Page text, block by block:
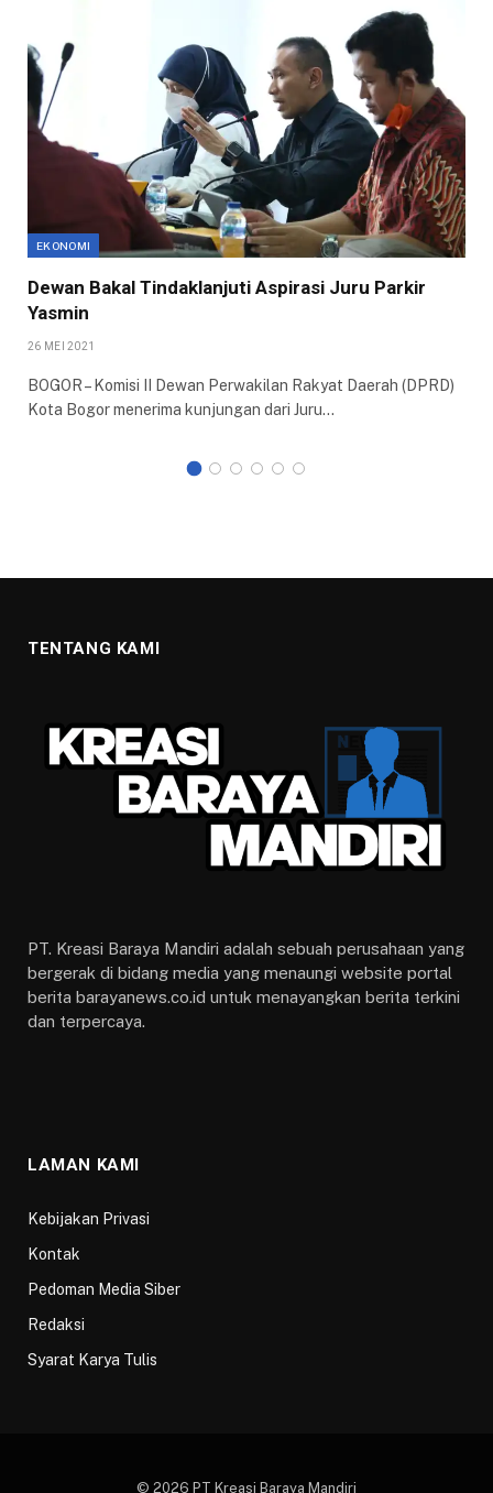
EKONOMI
Dewan Bakal Tindaklanjuti Aspirasi Juru Parkir
Yasmin
26 MEI 2021
BOGOR – Komisi II Dewan Perwakilan Rakyat Daerah (DPRD)
Kota Bogor menerima kunjungan dari Juru…
TENTANG KAMI
PT. Kreasi Baraya Mandiri adalah sebuah perusahaan yang
bergerak di bidang media yang menaungi website portal
berita barayanews.co.id untuk menayangkan berita terkini
dan terpercaya.
LAMAN KAMI
Kebijakan Privasi
Kontak
Pedoman Media Siber
Redaksi
Syarat Karya Tulis
© 2026 PT Kreasi Baraya Mandiri